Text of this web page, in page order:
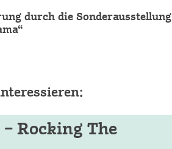
durch die Sonderausstellung
Rocking The